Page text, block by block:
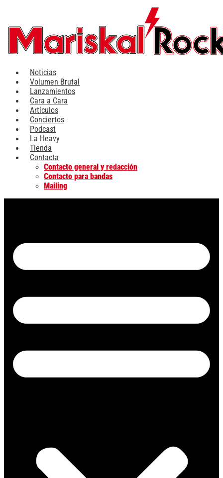
contenido
Noticias
Volumen Brutal
Lanzamientos
Cara a Cara
Artículos
Conciertos
Podcast
La Heavy
Tienda
Contacta
Contacto general y redacción
Contacto para bandas
Mailing